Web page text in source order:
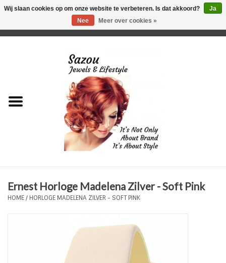
Just for Him
Plus Size Sieraden
Ernest Horloge Madelena Zilver - Soft Pink
HOME/ HORLOGE MADELENA ZILVER - SOFT PINK
Wij slaan cookies op om onze website te verbeteren. Is dat akkoord?
Ja
Nee
Meer over cookies »